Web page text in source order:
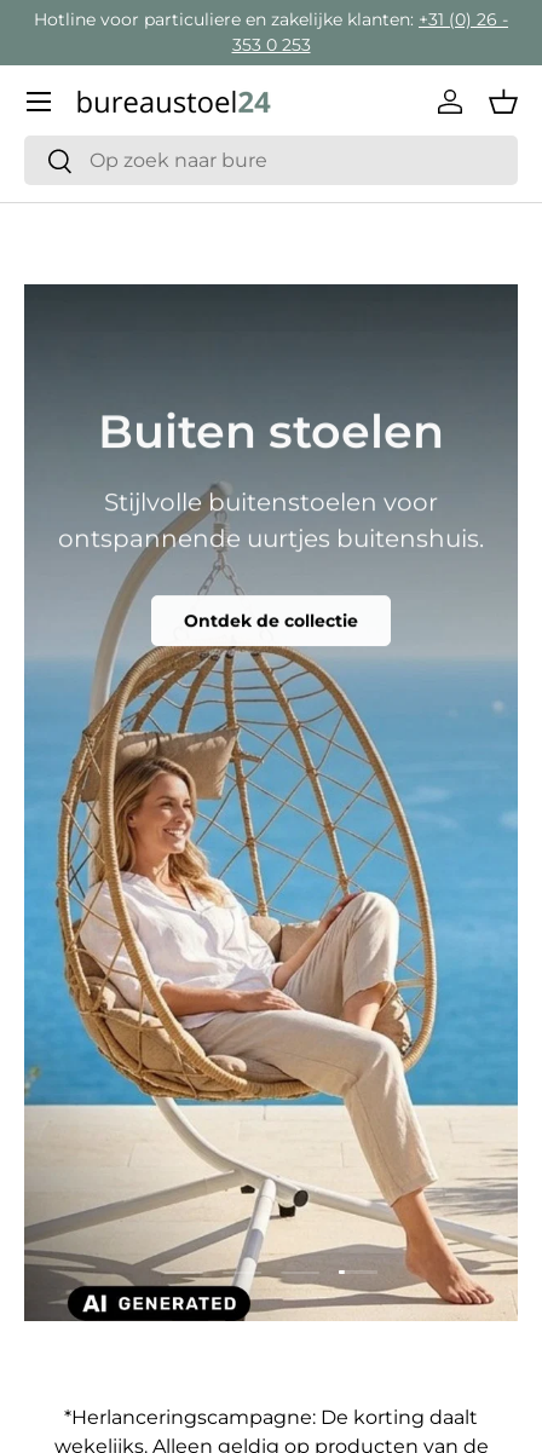
Hotline voor particuliere en zakelijke klanten: +31 (0) 26 -
353 0 253
Zoeken
Zoeken
Inloggen
Menu
Buiten stoelen
Stijlvolle buitenstoelen voor
ontspannende uurtjes buitenshuis.
Ontdek de collectie
Dia laden 1 van 4
Dia laden 2 van 4
Dia laden 3 van 4
Dia laden 4 van 4
*Herlanceringscampagne: De korting daalt
wekelijks. Alleen geldig op producten van de